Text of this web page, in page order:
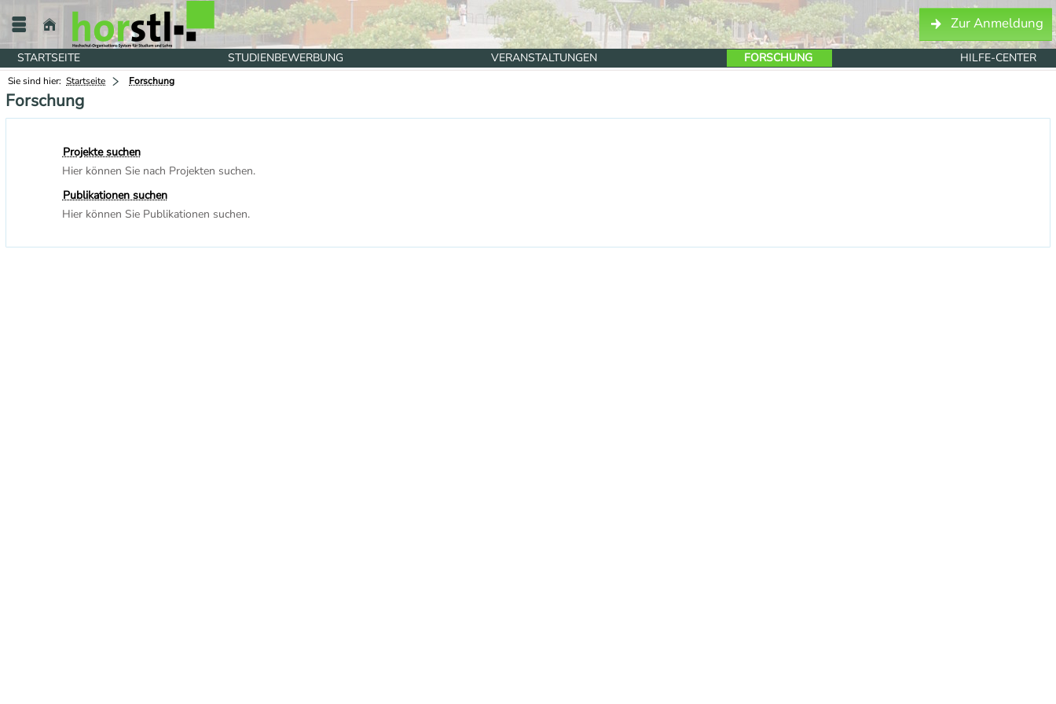
Zur Anmeldung
STARTSEITE STUDIENBEWERBUNG VERANSTALTUNGEN FORSCHUNG HILFE-CENTER
Sie sind hier: Startseite Forschung
Forschung
Projekte suchen
Hier können Sie nach Projekten suchen.
Publikationen suchen
Hier können Sie Publikationen suchen.